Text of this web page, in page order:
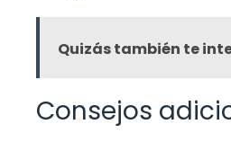
Quizás también te
Consejos